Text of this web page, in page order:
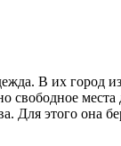
В их город
свободное
Для этого